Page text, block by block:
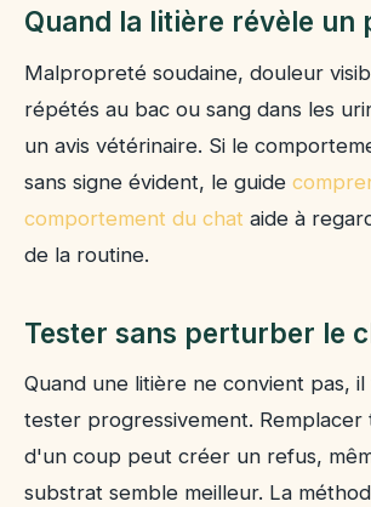
Quand la litière révèle un
Malpropreté soudaine, douleur
répétés au bac ou sang dans les
un avis vétérinaire. Si le
sans signe évident, le guide
comportement du chat aide à
de la routine.
Tester sans perturber le
Quand une litière ne convient pas, il
tester progressivement. Remplacer
d'un coup peut créer un refus,
substrat semble meilleur. La